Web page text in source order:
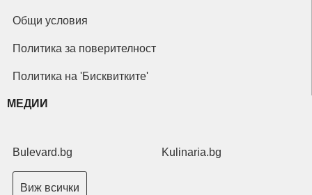
Общи условия
Политика за поверителност
Политика на 'Бисквитките'
МЕДИИ
Bulevard.bg Kulinaria.bg
Виж всички